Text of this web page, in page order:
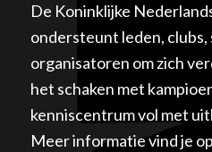
De Koninklijke
ondersteunt leden, clubs,
organisatoren om zich
het schaken met
kenniscentrum vol met
Meer informatie vind je op